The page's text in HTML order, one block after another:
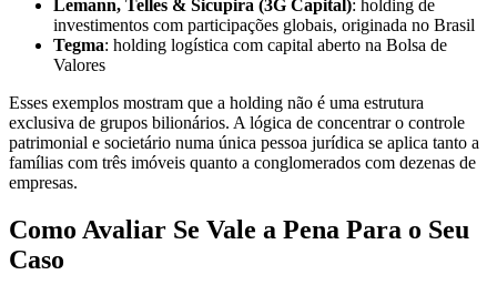
Lemann, Telles & Sicupira (3G Capital): holding de
investimentos com participações globais, originada no Brasil
Tegma: holding logística com capital aberto na Bolsa de
Valores
Esses exemplos mostram que a holding não é uma estrutura
exclusiva de grupos bilionários. A lógica de concentrar o controle
patrimonial e societário numa única pessoa jurídica se aplica tanto a
famílias com três imóveis quanto a conglomerados com dezenas de
empresas.
Como Avaliar Se Vale a Pena Para o Seu
Caso